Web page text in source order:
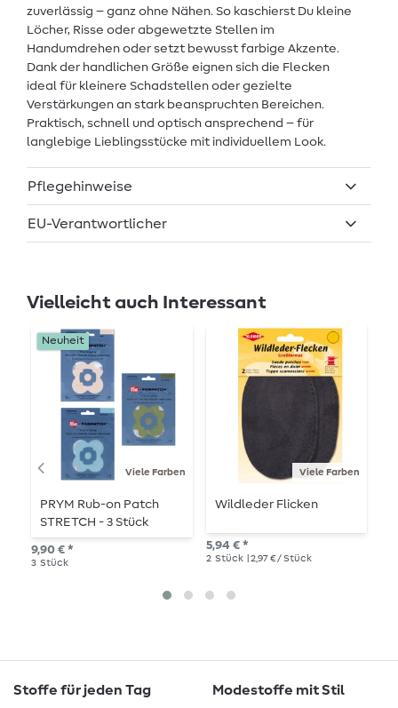
zuverlässig – ganz ohne Nähen. So kaschierst Du kleine
Löcher, Risse oder abgewetzte Stellen im
Handumdrehen oder setzt bewusst farbige Akzente.
Dank der handlichen Größe eignen sich die Flecken
ideal für kleinere Schadstellen oder gezielte
Verstärkungen an stark beanspruchten Bereichen.
Praktisch, schnell und optisch ansprechend – für
langlebige Lieblingsstücke mit individuellem Look.
Pflegehinweise
EU-Verantwortlicher
Vielleicht auch Interessant
Viele Farben
Neuheit
PRYM Rub-on Patch
STRETCH - 3 Stück
9,90 € *
3 Stück
Viele Farben
Wildleder Flicken
5,94 € *
2 Stück | 2,97 € / Stück
Stoffe für jeden Tag Modestoffe mit Stil